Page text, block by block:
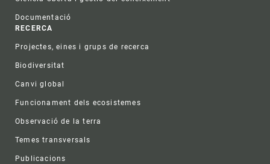
Documentació
RECERCA
Projectes, eines i grups de recerca
Biodiversitat
Canvi global
Funcionament dels ecosistemes
Observació de la terra
Temes transversals
Publicacions